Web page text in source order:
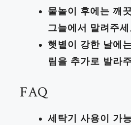
물놀이 후에는 깨
그늘에서 말려주세
햇볕이 강한 날에
림을 추가로 발라
FAQ
세탁기 사용이 가